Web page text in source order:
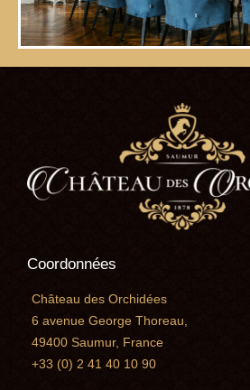
Coordonnées
Château des Orchidées
6 avenue George Thoreau,
49400 Saumur, France
+33 (0) 2 41 40 10 90